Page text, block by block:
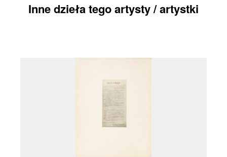
Inne dzieła tego artysty / artystki